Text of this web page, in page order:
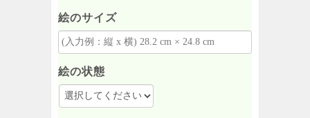
絵のサイズ
絵の状態